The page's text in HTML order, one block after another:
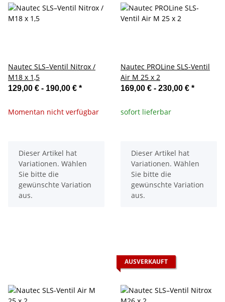
Nautec SLS–Ventil Nitrox /
M18 x 1,5
129,00 € - 190,00 € *
Momentan nicht verfügbar
x
Dieser Artikel hat
Variationen. Wählen
Sie bitte die
gewünschte Variation
aus.
Nautec PROLine SLS-Ventil
Air M 25 x 2
169,00 € - 230,00 € *
sofort lieferbar
x
Dieser Artikel hat
Variationen. Wählen
Sie bitte die
gewünschte Variation
aus.
AUSVERKAUFT